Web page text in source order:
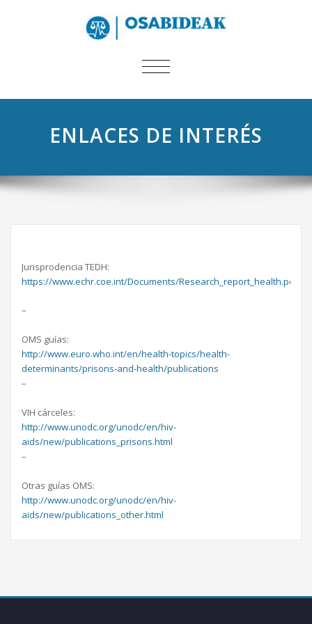
CAMBIAR
ENLACES DE INTERÉS
Jurisprodencia TEDH:
https://www.echr.coe.int/Documents/Research_report_health.pdf
–
OMS guías:
http://www.euro.who.int/en/health-topics/health-
determinants/prisons-and-health/publications
–
VIH cárceles:
http://www.unodc.org/unodc/en/hiv-
aids/new/publications_prisons.html
–
Otras guías OMS:
http://www.unodc.org/unodc/en/hiv-
aids/new/publications_other.html